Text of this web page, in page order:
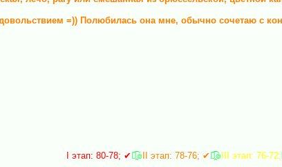
=)) Полюбилась она мне, обычно сочетаю с
I этап: 80-78; ✔๏̯͡๏II этап: 78-76; ✔๏̯͡๏III этап: 76-72;